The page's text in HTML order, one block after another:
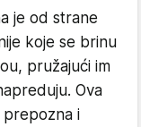
je od strane
koje se brinu
pružajući im
Ova
prepozna i